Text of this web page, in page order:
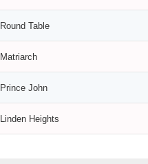
Round Table
Matriarch
Prince John
Linden Heights